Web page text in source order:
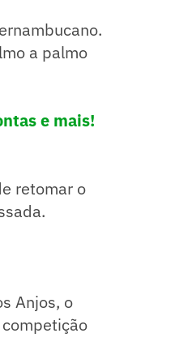
a palmo
e mais!
retomar o
Anjos, o